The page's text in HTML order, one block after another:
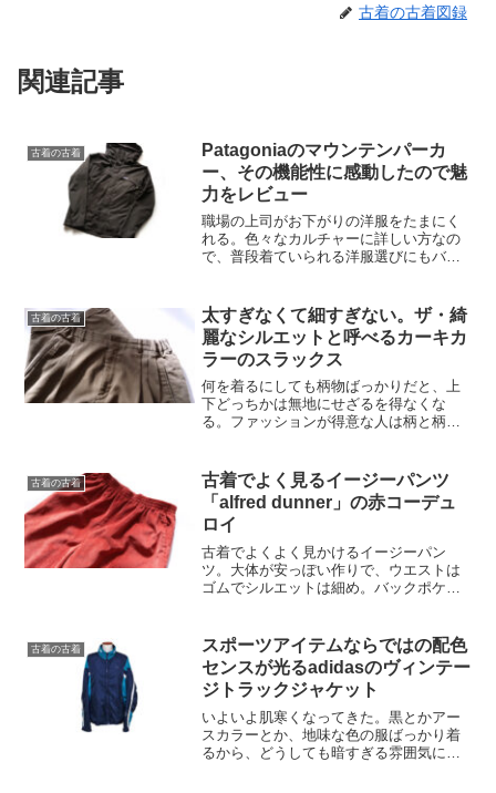
古着の古着図録
関連記事
古着の古着
Patagoniaのマウンテンパーカ
ー、その機能性に感動したので魅
力をレビュー
職場の上司がお下がりの洋服をたまにく
れる。色々なカルチャーに詳しい方なの
で、普段着ていられる洋服選びにもバッ
る商品のバックボーンを色んな角度から
教えてもらったら、欲しく...
古着の古着
太すぎなくて細すぎない。ザ・綺
麗なシルエットと呼べるカーキカ
ラーのスラックス
何を着るにしても柄物ばっかりだと、上
下どっちかは無地にせざるを得なくな
る。ファッションが得意な人は柄と柄で
いけど、この前書いたように今年は無地
が何だかマイブーム的にある...
古着の古着
古着でよく見るイージーパンツ
「alfred dunner」の赤コーデュ
ロイ
古着でよくよく見かけるイージーパン
ツ。大体が安っぽい作りで、ウエストは
ゴムでシルエットは細め。バックポケッ
そんなイメージを抱いてる。カジュアル
な普段のコーディネートには...
古着の古着
スポーツアイテムならではの配色
センスが光るadidasのヴィンテー
ジトラックジャケット
いよいよ肌寒くなってきた。黒とかアー
スカラーとか、地味な色の服ばっかり着
るから、どうしても暗すぎる雰囲気にな